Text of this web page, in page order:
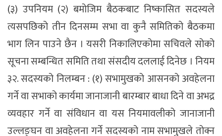
(३) उपनियम (२) बमोजिम बैठकबाट निष्कासित सदस्यले
त्यसपछिको तीन दिनसम्म सभा वा कुनै समितिको बैठकमा
भाग लिन पाउने छैन । यसरी निकालिएकोमा सचिवले सोको
सूचना सम्बन्धित समिति तथा संसदीय दललाई दिनेछ । नियम
३२. सदस्यको निलम्बन : (१) सभामुखको आसनको अवहेलना
गर्ने वा सभाको कार्यमा जानाजानी बारम्बार बाधा दिने वा अभद्र
व्यवहार गर्ने वा संविधान वा यस नियमावलीको जानाजानी
उल्लङ्घन वा अवहेलना गर्ने सदस्यको नाम सभामुखले तोक्न